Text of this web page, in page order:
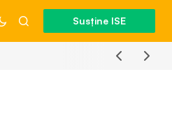
Susține ISE